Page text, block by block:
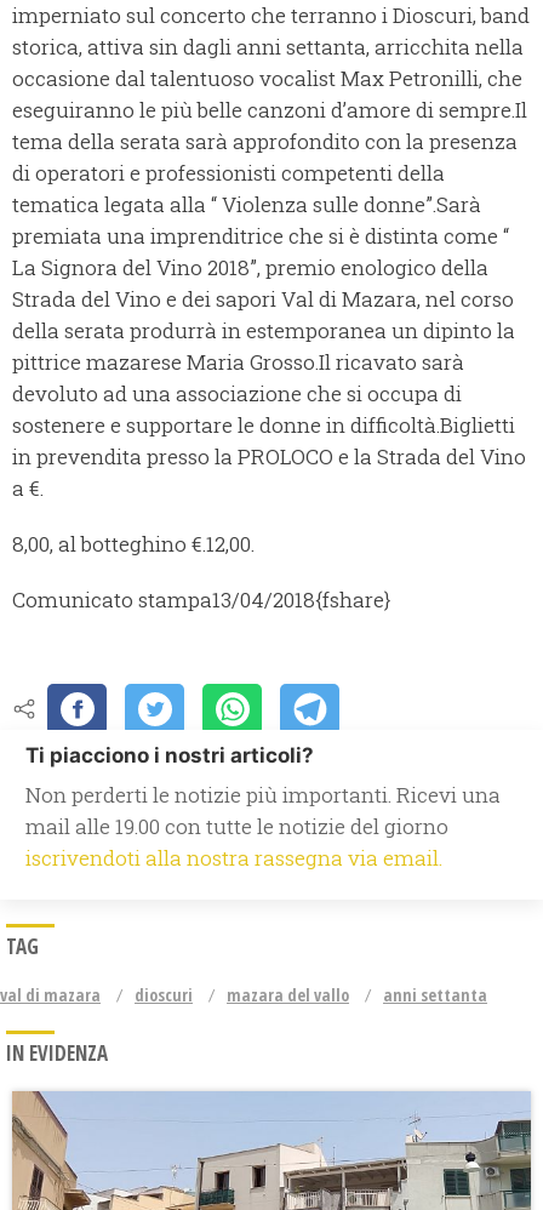
imperniato sul concerto che terranno i Dioscuri, band
storica, attiva sin dagli anni settanta, arricchita nella
occasione dal talentuoso vocalist Max Petronilli, che
eseguiranno le più belle canzoni d’amore di sempre.Il
tema della serata sarà approfondito con la presenza
di operatori e professionisti competenti della
tematica legata alla “ Violenza sulle donne”.Sarà
premiata una imprenditrice che si è distinta come “
La Signora del Vino 2018”, premio enologico della
Strada del Vino e dei sapori Val di Mazara, nel corso
della serata produrrà in estemporanea un dipinto la
pittrice mazarese Maria Grosso.Il ricavato sarà
devoluto ad una associazione che si occupa di
sostenere e supportare le donne in difficoltà.Biglietti
in prevendita presso la PROLOCO e la Strada del Vino
a €.
8,00, al botteghino €.12,00.
Comunicato stampa13/04/2018{fshare}
Ti piacciono i nostri articoli?
Non perderti le notizie più importanti. Ricevi una
mail alle 19.00 con tutte le notizie del giorno
iscrivendoti alla nostra rassegna via email.
TAG
val di mazara dioscuri mazara del vallo anni settanta
IN EVIDENZA